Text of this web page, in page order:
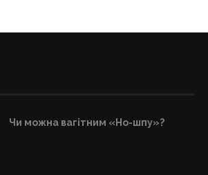
Чи можна вагітним «Но-шпу»?